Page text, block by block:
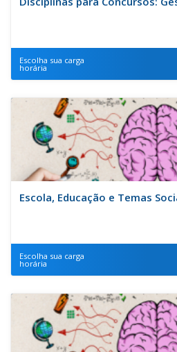
Escolha sua carga
horária
Escola, Educação e Temas
Escolha sua carga
horária